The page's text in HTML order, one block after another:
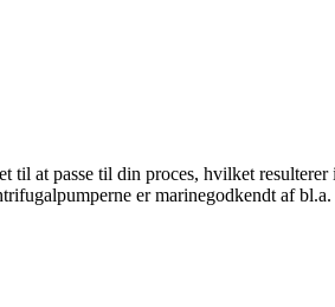
til at passe til din proces, hvilket
er marinegodkendt af bl.a.